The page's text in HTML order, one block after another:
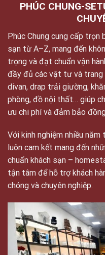
PHÚC CHUNG-
Phúc Chung cung cấp
sạn từ A–Z, mang đến
trọng và đạt chuẩn vận
đầy đủ các vật tư và trang
divan, drap trải giường,
phòng, đồ nội thất… giúp
ưu chi phí và đảm bảo
Với kinh nghiệm nhiều năm
luôn cam kết mang đến
chuẩn khách sạn –
tận tâm để hỗ trợ khách
chóng và chuyên nghiệp.